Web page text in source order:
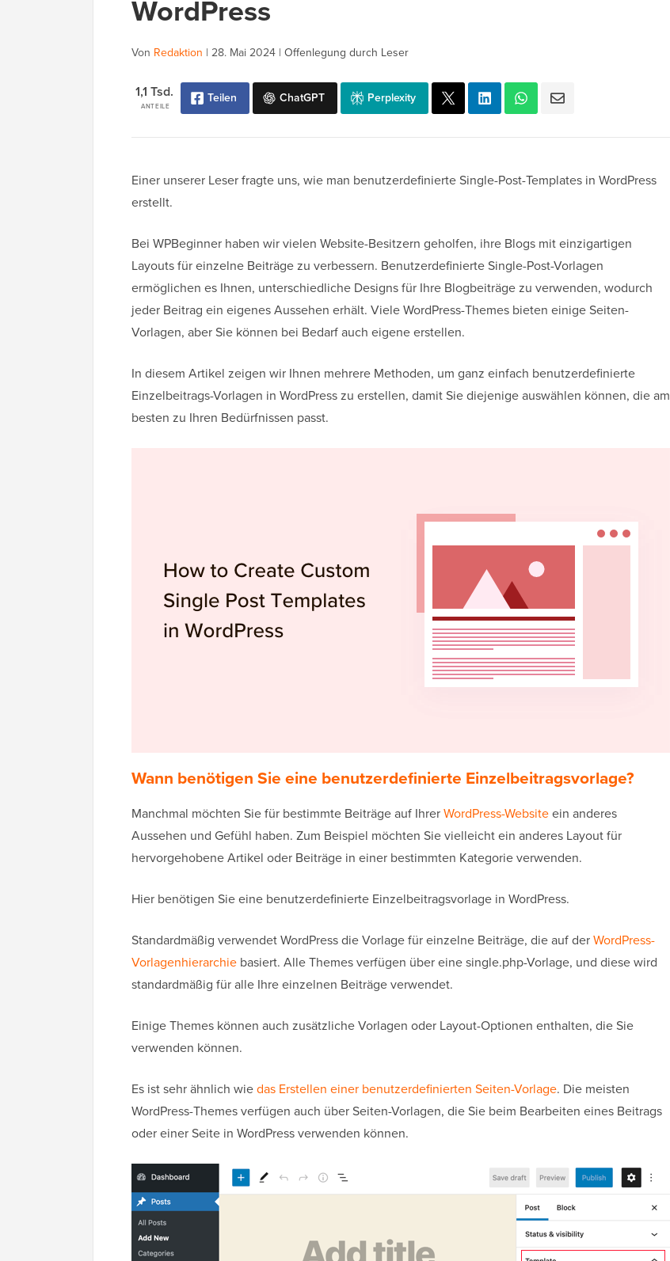
WordPress
Von Redaktion | 28. Mai 2024 | Offenlegung durch Leser
ANTEILE
1,1 Tsd. Teilen ChatGPT Perplexity
Einer unserer Leser fragte uns, wie man benutzerdefinierte Single-Post-Templates in WordPress
erstellt.
Bei WPBeginner haben wir vielen Website-Besitzern geholfen, ihre Blogs mit einzigartigen
Layouts für einzelne Beiträge zu verbessern. Benutzerdefinierte Single-Post-Vorlagen
ermöglichen es Ihnen, unterschiedliche Designs für Ihre Blogbeiträge zu verwenden, wodurch
jeder Beitrag ein eigenes Aussehen erhält. Viele WordPress-Themes bieten einige Seiten-
Vorlagen, aber Sie können bei Bedarf auch eigene erstellen.
In diesem Artikel zeigen wir Ihnen mehrere Methoden, um ganz einfach benutzerdefinierte
Einzelbeitrags-Vorlagen in WordPress zu erstellen, damit Sie diejenige auswählen können, die am
besten zu Ihren Bedürfnissen passt.
Wann benötigen Sie eine benutzerdefinierte Einzelbeitragsvorlage?
Manchmal möchten Sie für bestimmte Beiträge auf IhrerWordPress-Websiteein anderes
Aussehen und Gefühl haben. Zum Beispiel möchten Sie vielleicht ein anderes Layout für
hervorgehobene Artikel oder Beiträge in einer bestimmten Kategorie verwenden.
Hier benötigen Sie eine benutzerdefinierte Einzelbeitragsvorlage in WordPress.
Standardmäßig verwendet WordPress die Vorlage für einzelne Beiträge, die auf derWordPress-
Vorlagenhierarchie basiert. Alle Themes verfügen über eine single.php-Vorlage, und diese wird
standardmäßig für alle Ihre einzelnen Beiträge verwendet.
Einige Themes können auch zusätzliche Vorlagen oder Layout-Optionen enthalten, die Sie
verwenden können.
Es ist sehr ähnlich wiedas Erstellen einer benutzerdefinierten Seiten-Vorlage. Die meisten
WordPress-Themes verfügen auch über Seiten-Vorlagen, die Sie beim Bearbeiten eines Beitrags
oder einer Seite in WordPress verwenden können.